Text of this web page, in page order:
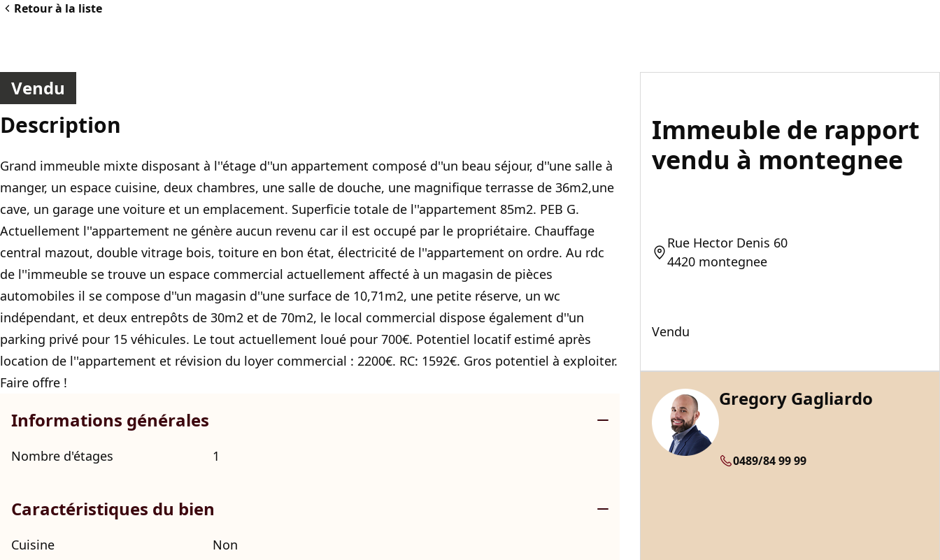
Retour à la liste
Vendu
Description
Grand immeuble mixte disposant à l''étage d''un appartement composé d''un beau séjour, d''une salle à
manger, un espace cuisine, deux chambres, une salle de douche, une magnifique terrasse de 36m2,une
cave, un garage une voiture et un emplacement. Superficie totale de l''appartement 85m2. PEB G.
Actuellement l''appartement ne génère aucun revenu car il est occupé par le propriétaire. Chauffage
central mazout, double vitrage bois, toiture en bon état, électricité de l''appartement on ordre. Au rdc
de l''immeuble se trouve un espace commercial actuellement affecté à un magasin de pièces
automobiles il se compose d''un magasin d''une surface de 10,71m2, une petite réserve, un wc
indépendant, et deux entrepôts de 30m2 et de 70m2, le local commercial dispose également d''un
parking privé pour 15 véhicules. Le tout actuellement loué pour 700€. Potentiel locatif estimé après
location de l''appartement et révision du loyer commercial : 2200€. RC: 1592€. Gros potentiel à exploiter.
Faire offre !
Informations générales
Nombre d'étages 1
Caractéristiques du bien
Cuisine
Non
Immeuble de rapport
vendu à montegnee
Rue Hector Denis 60
4420 montegnee
Vendu
Gregory Gagliardo
0489/84 99 99